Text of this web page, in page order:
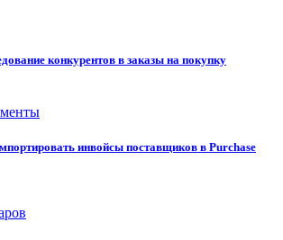
конкурентов в заказы на покупку
инвойсы поставщиков в Purchase